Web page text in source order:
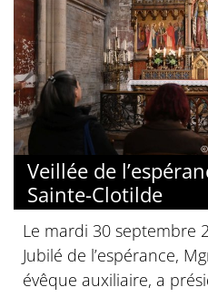
Veillée de
Sainte-Clotilde
Le mardi 30 septembre
Jubilé de l’espérance,
évêque auxiliaire, a